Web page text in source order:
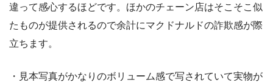
違って感心するほどです。ほかのチェーン店はそこそこ似
たものが提供されるので余計にマクドナルドの詐欺感が際
立ちます。
・見本写真がかなりのボリューム感で写されていて実物が